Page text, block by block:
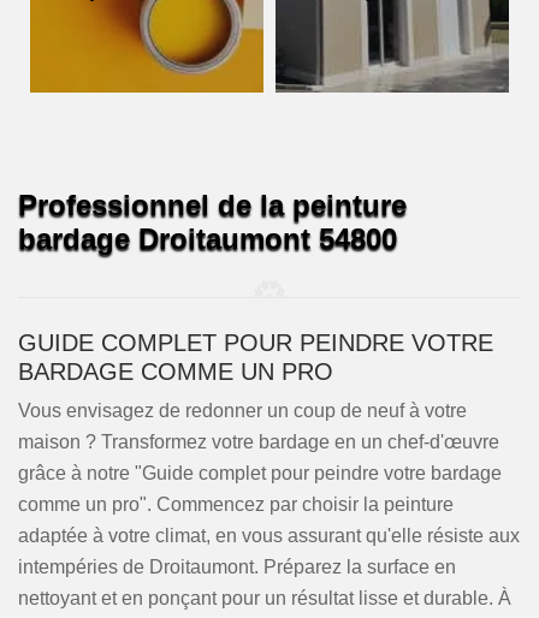
Professionnel de la peinture
bardage Droitaumont 54800
GUIDE COMPLET POUR PEINDRE VOTRE
BARDAGE COMME UN PRO
Vous envisagez de redonner un coup de neuf à votre
maison ? Transformez votre bardage en un chef-d'œuvre
grâce à notre "Guide complet pour peindre votre bardage
comme un pro". Commencez par choisir la peinture
adaptée à votre climat, en vous assurant qu'elle résiste aux
intempéries de Droitaumont. Préparez la surface en
nettoyant et en ponçant pour un résultat lisse et durable. À